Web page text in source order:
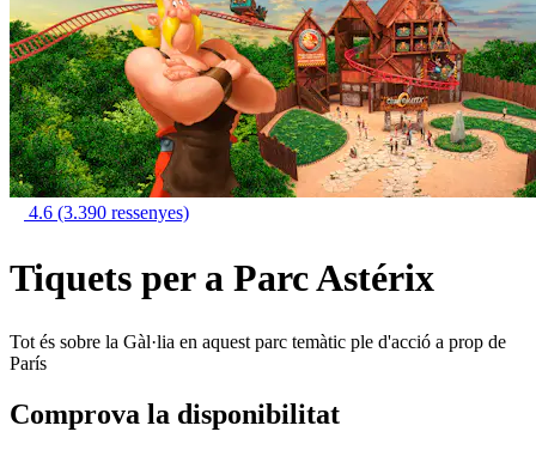
4.6 (3.390 ressenyes)
Tiquets per a Parc Astérix
Tot és sobre la Gàl·lia en aquest parc temàtic ple d'acció a prop de
París
Comprova la disponibilitat